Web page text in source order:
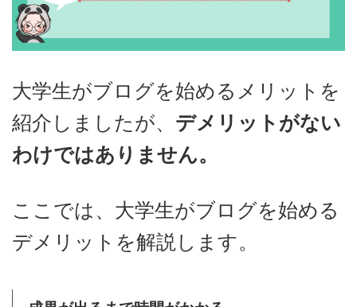
大学生がブログを始めるメリットを
紹介しましたが、 デメリットがない
わけではありません。
ここでは、大学生がブログを始める
デメリットを解説します。